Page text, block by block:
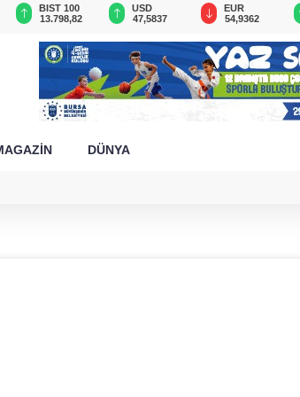
BIST 100
13.798,82
USD
47,5837
EUR
54,9362
DÜNYA